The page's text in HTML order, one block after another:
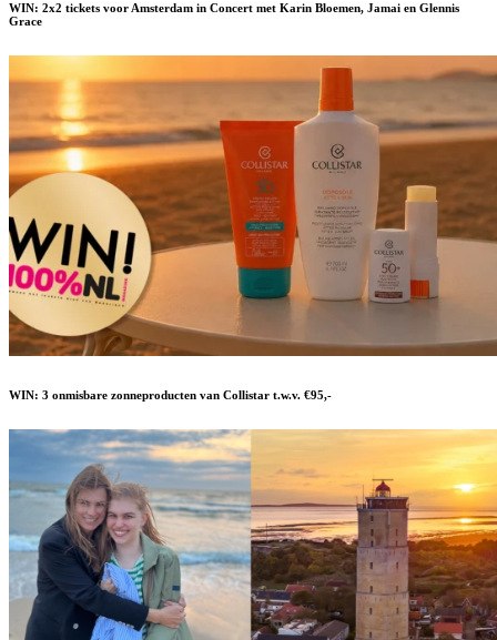
WIN: 2x2 tickets voor Amsterdam in Concert met Karin Bloemen, Jamai en Glennis
Grace
WIN: 3 onmisbare zonneproducten van Collistar t.w.v. €95,-